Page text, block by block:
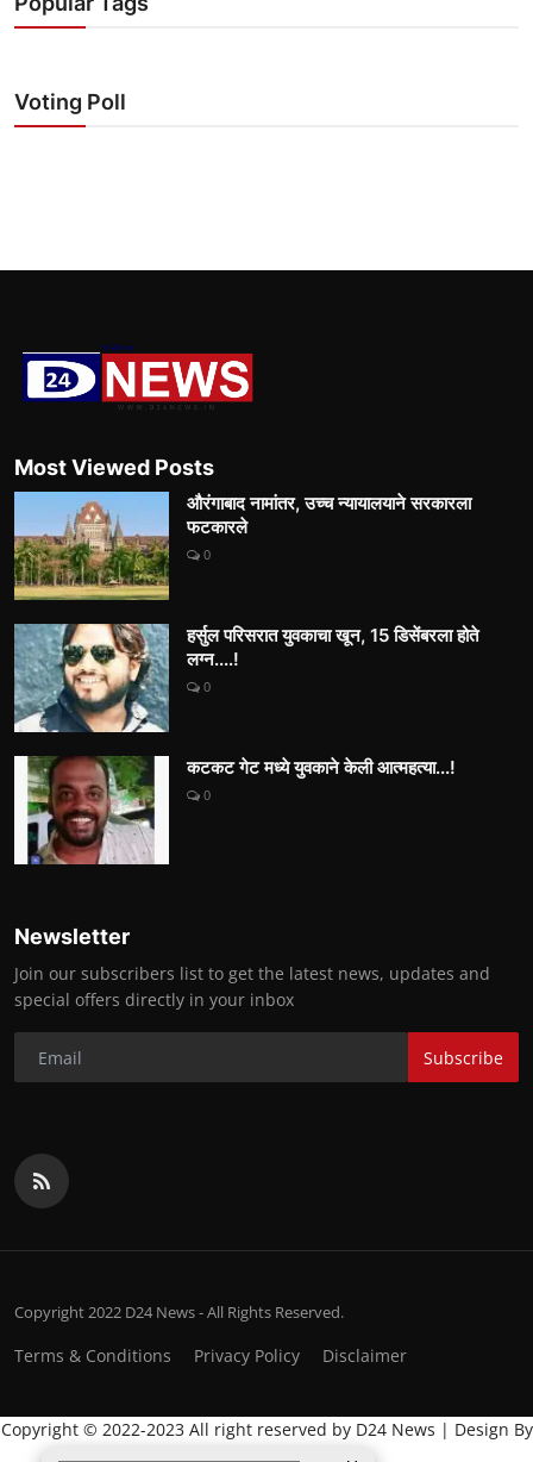
Voting Poll
Most Viewed Posts
औरंगाबाद नामांतर, उच्च न्यायालयाने सरकारला
फटकारले
0
हर्सुल परिसरात युवकाचा खून, 15 डिसेंबरला होते
लग्न....!
0
कटकट गेट मध्ये युवकाने केली आत्महत्या...!
0
Newsletter
Join our subscribers list to get the latest news, updates and
special offers directly in your inbox
Subscribe
Copyright 2022 D24 News - All Rights Reserved.
Terms & Conditions Privacy Policy Disclaimer
Copyright © 2022-2023 All right reserved by D24 News | Design By